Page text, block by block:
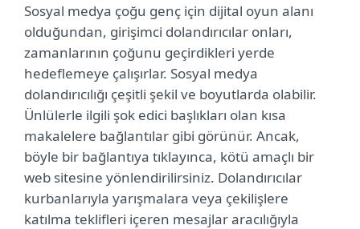
Sosyal medya çoğu genç için dijital oyun alanı
olduğundan, girişimci dolandırıcılar onları,
zamanlarının çoğunu geçirdikleri yerde
hedeflemeye çalışırlar. Sosyal medya
dolandırıcılığı çeşitli şekil ve boyutlarda olabilir.
Ünlülerle ilgili şok edici başlıkları olan kısa
makalelere bağlantılar gibi görünür. Ancak,
böyle bir bağlantıya tıklayınca, kötü amaçlı bir
web sitesine yönlendirilirsiniz. Dolandırıcılar
kurbanlarıyla yarışmalara veya çekilişlere
katılma teklifleri içeren mesajlar aracılığıyla